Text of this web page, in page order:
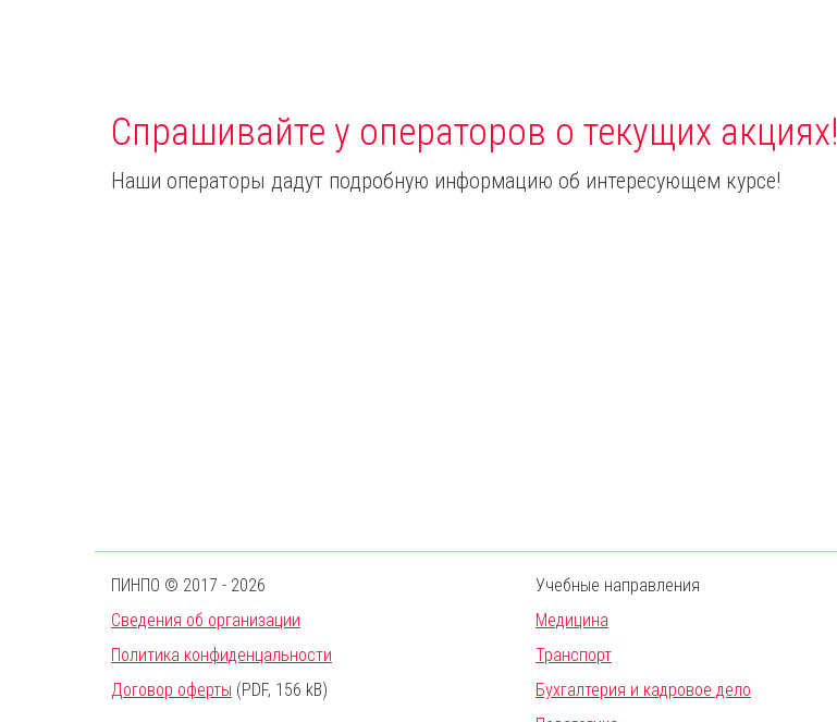
Спрашивайте у операторов о текущих акциях!
Наши операторы дадут подробную информацию об интересующем курсе!
ПИНПО © 2017 - 2026
Сведения об организации
Политика конфиденцальности
Договор оферты (PDF, 156 kB)
Учебные направления
Медицина
Транспорт
Бухгалтерия и кадровое дело